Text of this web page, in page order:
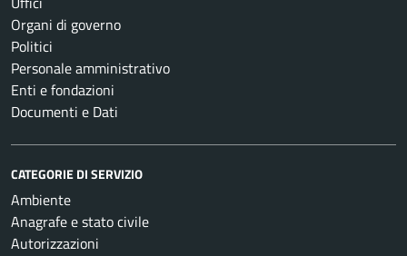
Organi di governo
Politici
Personale amministrativo
Enti e fondazioni
Documenti e Dati
CATEGORIE DI SERVIZIO
Ambiente
Anagrafe e stato civile
Autorizzazioni